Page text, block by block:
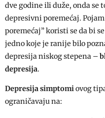
dve godine ili duže, onda se
depresivni poremećaj.
poremećaj” koristi se da bi
jedno koje je ranije bilo
depresija niskog stepena –
depresija.
Depresija simptomiovog
ograničavaju na: